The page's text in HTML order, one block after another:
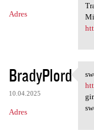
Adres
BradyPlord
10.04.2025
Adres